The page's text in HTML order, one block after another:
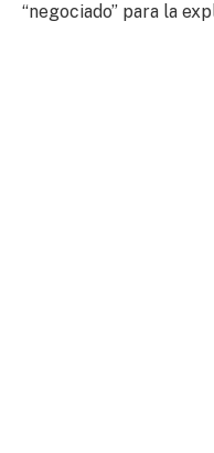
“negociado” para la